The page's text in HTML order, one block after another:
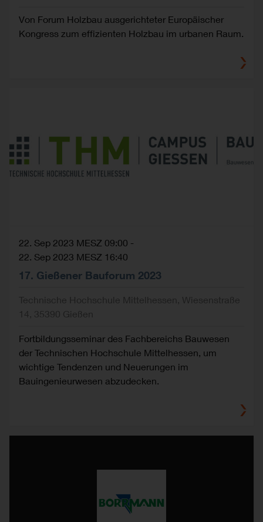
Von Forum Holzbau ausgerichteter Europäischer
Kongress zum effizienten Holzbau im urbanen Raum.
22. Sep 2023 MESZ 09:00 -
22. Sep 2023 MESZ 16:40
17. Gießener Bauforum 2023
Technische Hochschule Mittelhessen, Wiesenstraße
14, 35390 Gießen
Fortbildungsseminar des Fachbereichs Bauwesen
der Technischen Hochschule Mittelhessen, um
wichtige Tendenzen und Neuerungen im
Bauingenieurwesen abzudecken.